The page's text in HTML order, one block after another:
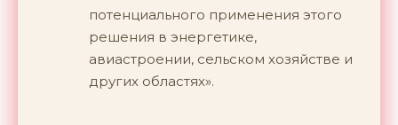
потенциального применения этого
решения в энергетике,
авиастроении, сельском хозяйстве и
других областях».